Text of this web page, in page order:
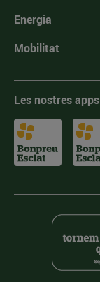
Energia
Mobilitat
Les nostres apps